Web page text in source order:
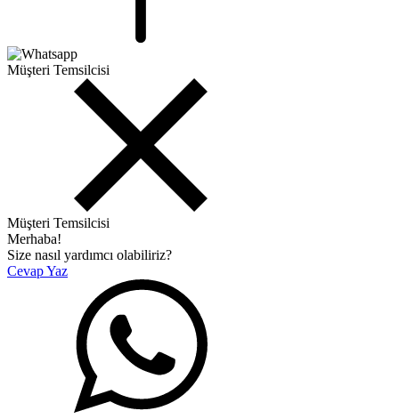
Müşteri Temsilcisi
Müşteri Temsilcisi
Merhaba!
Size nasıl yardımcı olabiliriz?
Cevap Yaz